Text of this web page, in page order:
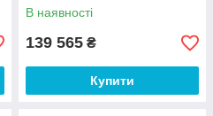
В наявності
139 565 ₴
Купити